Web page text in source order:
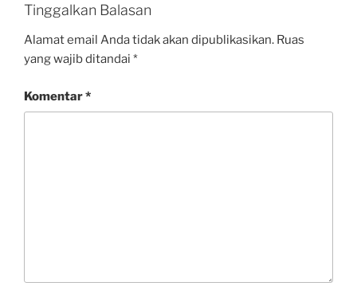
Tinggalkan Balasan
Alamat email Anda tidak akan dipublikasikan. Ruas
yang wajib ditandai *
Komentar*